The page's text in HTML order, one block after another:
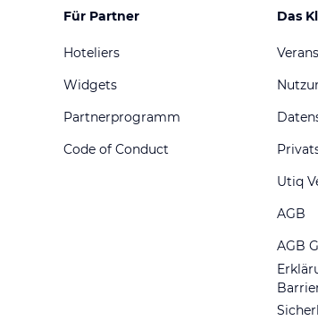
Für Partner
Hoteliers
Widgets
Partnerprogramm
Code of Conduct
Das
Utiq
AGB
AGB